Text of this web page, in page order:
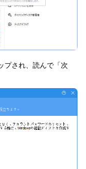
プされ、読んで「次